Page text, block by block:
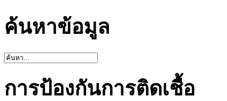
ค้นหาข้อมูล
การป้องกันการติดเชื้อ